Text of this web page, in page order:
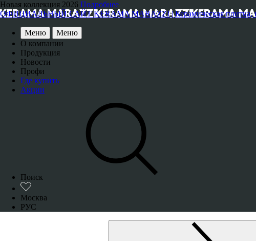
Новая коллекция 2026 Подробнее
ОФИЦИАЛЬНЫЙ САЙТ KERAMA MARAZZI | Керамическая плитка,
Меню
Меню
О компании
Продукция
Новости
Профи
Где купить
Акции
Поиск
Москва
РУС